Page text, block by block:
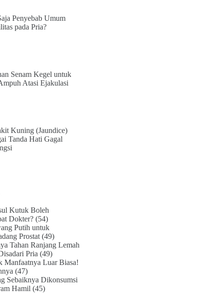
Penyebab Umum
pada Pria?
Senam Kegel untuk
Atasi Ejakulasi
Kuning (Jaundice)
Tanda Hati Gagal
Kutuk Boleh
Dokter? (54)
Putih untuk
Prostat (49)
Tahan Ranjang Lemah
Pria (49)
Manfaatnya Luar Biasa!
(47)
Sebaiknya Dikonsumsi
Hamil (45)